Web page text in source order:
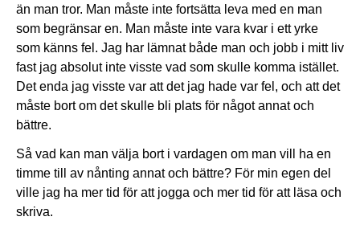
än man tror. Man måste inte fortsätta leva med en man
som begränsar en. Man måste inte vara kvar i ett yrke
som känns fel. Jag har lämnat både man och jobb i mitt liv
fast jag absolut inte visste vad som skulle komma istället.
Det enda jag visste var att det jag hade var fel, och att det
måste bort om det skulle bli plats för något annat och
bättre.
Så vad kan man välja bort i vardagen om man vill ha en
timme till av nånting annat och bättre? För min egen del
ville jag ha mer tid för att jogga och mer tid för att läsa och
skriva.